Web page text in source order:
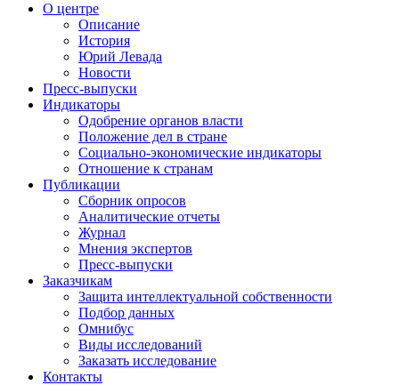
О центре
Описание
История
Юрий Левада
Новости
Пресс-выпуски
Индикаторы
Одобрение органов власти
Положение дел в стране
Социально-экономические индикаторы
Отношение к странам
Публикации
Сборник опросов
Аналитические отчеты
Журнал
Мнения экспертов
Пресс-выпуски
Заказчикам
Защита интеллектуальной собственности
Подбор данных
Омнибус
Виды исследований
Заказать исследование
Контакты